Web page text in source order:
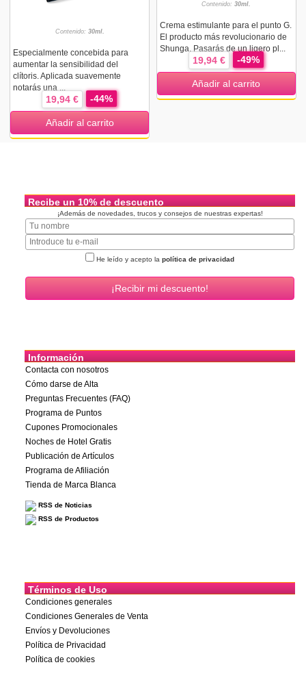
Contenido: 30ml.
Especialmente concebida para
aumentar la sensibilidad del
clítoris. Aplicada suavemente
notarás una ...
19,94 € -44%
Añadir al carrito
Contenido:30ml.
Crema estimulante para el punto G.
El producto más revolucionario de
Shunga. Pasarás de un ligero pl...
19,94 € -49%
Añadir al carrito
Recibe un 10% de descuento
¡Además de novedades, trucos y consejos de nuestras expertas!
He leído y acepto la política de privacidad
Información
Contacta con nosotros
Cómo darse de Alta
Preguntas Frecuentes (FAQ)
Programa de Puntos
Cupones Promocionales
Noches de Hotel Gratis
Publicación de Artículos
Programa de Afiliación
Tienda de Marca Blanca
RSS de Noticias
RSS de Productos
Términos de Uso
Condiciones generales
Condiciones Generales de Venta
Envíos y Devoluciones
Política de Privacidad
Política de cookies